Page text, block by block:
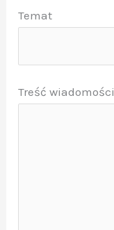
Temat
Treść wiadomości